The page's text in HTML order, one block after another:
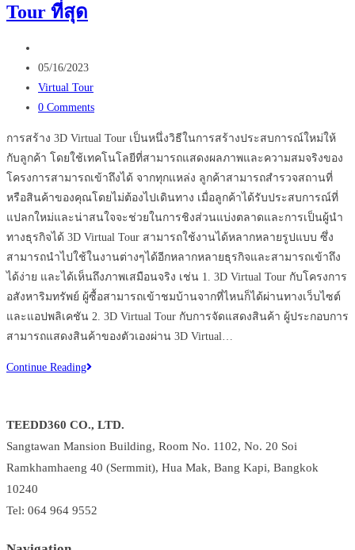
Tour ที่สุด
author:
Post
published:
05/16/2023
Post
category:
Virtual Tour
Post
0 Comments
การสร้าง 3D Virtual Tour เป็นหนึ่งวิธีในการสร้างประสบการณ์ใหม่ให้
กับลูกค้า โดยใช้เทคโนโลยีที่สามารถแสดงผลภาพและความสมจริงของ
โครงการสามารถเข้าถึงได้ จากทุกแหล่ง ลูกค้าสามารถสำรวจสถานที่
หรือสินค้าของคุณโดยไม่ต้องไปเดินทาง เมื่อลูกค้าได้รับประสบการณ์ที่
แปลกใหม่และน่าสนใจจะช่วยในการชิงส่วนแบ่งตลาดและการเป็นผู้นำ
ทางธุรกิจได้ 3D Virtual Tour สามารถใช้งานได้หลากหลายรูปแบบ ซึ่ง
สามารถนำไปใช้ในงานต่างๆได้อีกหลากหลายธุรกิจและสามารถเข้าถึง
ได้ง่าย และได้เห็นถึงภาพเสมือนจริง เช่น 1. 3D Virtual Tour กับโครงการ
อสังหาริมทรัพย์ ผู้ซื้อสามารถเข้าชมบ้านจากที่ไหนก็ได้ผ่านทางเว็บไซต์
และแอปพลิเคชัน 2. 3D Virtual Tour กับการจัดแสดงสินค้า ผู้ประกอบการ
สามารถแสดงสินค้าของตัวเองผ่าน 3D Virtual…
Continue Readingมี
บ้าง
ที่
จำเป็น
ใช้
TEEDD360 CO., LTD.
Sangtawan Mansion Building, Room No. 1102, No. 20 Soi
Ramkhamhaeng 40 (Sermmit), Hua Mak, Bang Kapi, Bangkok
10240
Tel: 064 964 9552